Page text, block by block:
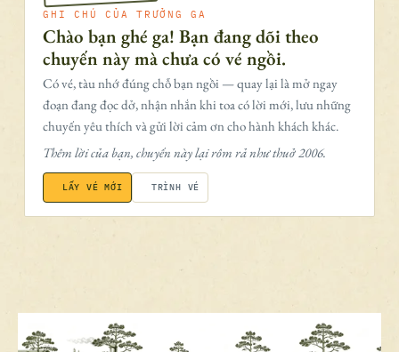
GHI CHÚ CỦA TRƯỞNG GA
Chào bạn ghé ga! Bạn đang dõi theo
chuyến này mà chưa có vé ngồi.
Có vé, tàu nhớ đúng chỗ bạn ngồi — quay lại là mở ngay
đoạn đang đọc dở, nhận nhắn khi toa có lời mới, lưu những
chuyến yêu thích và gửi lời cảm ơn cho hành khách khác.
Thêm lời của bạn, chuyến này lại rôm rả như thuở 2006.
LẤY VÉ MỚI TRÌNH VÉ